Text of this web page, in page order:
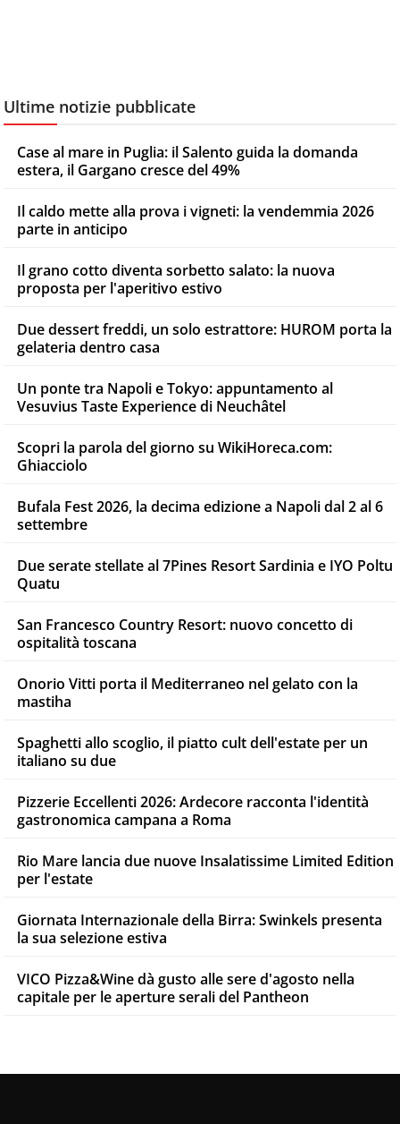
Ultime notizie pubblicate
Case al mare in Puglia: il Salento guida la domanda
estera, il Gargano cresce del 49%
Il caldo mette alla prova i vigneti: la vendemmia 2026
parte in anticipo
Il grano cotto diventa sorbetto salato: la nuova
proposta per l'aperitivo estivo
Due dessert freddi, un solo estrattore: HUROM porta la
gelateria dentro casa
Un ponte tra Napoli e Tokyo: appuntamento al
Vesuvius Taste Experience di Neuchâtel
Scopri la parola del giorno su WikiHoreca.com:
Ghiacciolo
Bufala Fest 2026, la decima edizione a Napoli dal 2 al 6
settembre
Due serate stellate al 7Pines Resort Sardinia e IYO Poltu
Quatu
San Francesco Country Resort: nuovo concetto di
ospitalità toscana
Onorio Vitti porta il Mediterraneo nel gelato con la
mastiha
Spaghetti allo scoglio, il piatto cult dell'estate per un
italiano su due
Pizzerie Eccellenti 2026: Ardecore racconta l'identità
gastronomica campana a Roma
Rio Mare lancia due nuove Insalatissime Limited Edition
per l'estate
Giornata Internazionale della Birra: Swinkels presenta
la sua selezione estiva
VICO Pizza&Wine dà gusto alle sere d'agosto nella
capitale per le aperture serali del Pantheon